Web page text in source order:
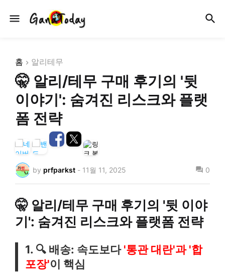
홈 알리테무
🤫 알리/테무 구매 후기의 '뒷
이야기': 숨겨진 리스크와 플랫
폼 전략
by prfparkst - 11월 11, 2025 0
🤫 알리/테무 구매 후기의 '뒷 이야
기': 숨겨진 리스크와 플랫폼 전략
1. 🔍 배송: 속도보다'통관 대란'과 '합
포장'이 핵심